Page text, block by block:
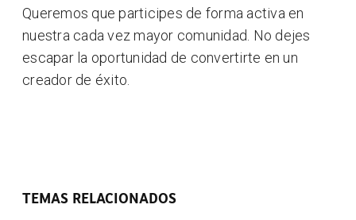
Queremos que participes de forma activa en
nuestra cada vez mayor comunidad. No dejes
escapar la oportunidad de convertirte en un
creador de éxito.
TEMAS RELACIONADOS